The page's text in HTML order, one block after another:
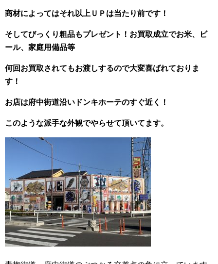
商材によってはそれ以上ＵＰは当たり前です！
そしてびっくり粗品もプレゼント！お買取成立でお米、ビ
ール、家庭用備品等
何回お買取されてもお渡しするので大変喜ばれておりま
す！
お店は府中街道沿いドンキホーテのすぐ近く！
このような派手な外観でやらせて頂いてます。